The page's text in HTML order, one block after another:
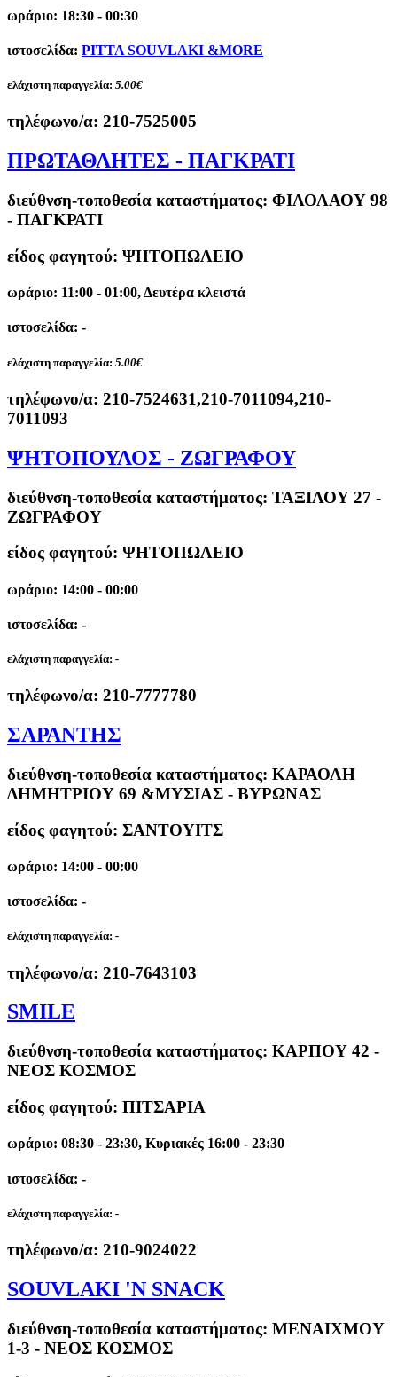
ωράριο: 18:30 - 00:30
ιστοσελίδα: PITTA SOUVLAKI &MORE
ελάχιστη παραγγελία: 5.00€
τηλέφωνο/α: 210-7525005
ΠΡΩΤΑΘΛΗΤΕΣ - ΠΑΓΚΡΑΤΙ
διεύθνση-τοποθεσία καταστήματος: ΦΙΛΟΛΑΟΥ 98
- ΠΑΓΚΡΑΤΙ
είδος φαγητού: ΨΗΤΟΠΩΛΕΙΟ
ωράριο: 11:00 - 01:00, Δευτέρα κλειστά
ιστοσελίδα: -
ελάχιστη παραγγελία: 5.00€
τηλέφωνο/α: 210-7524631,210-7011094,210-
7011093
ΨΗΤΟΠΟΥΛΟΣ - ΖΩΓΡΑΦΟΥ
διεύθνση-τοποθεσία καταστήματος: ΤΑΞΙΛΟΥ 27 -
ΖΩΓΡΑΦΟΥ
είδος φαγητού: ΨΗΤΟΠΩΛΕΙΟ
ωράριο: 14:00 - 00:00
ιστοσελίδα: -
ελάχιστη παραγγελία: -
τηλέφωνο/α: 210-7777780
ΣΑΡΑΝΤΗΣ
διεύθνση-τοποθεσία καταστήματος: ΚΑΡΑΟΛΗ
ΔΗΜΗΤΡΙΟΥ 69 &ΜΥΣΙΑΣ - ΒΥΡΩΝΑΣ
είδος φαγητού: ΣΑΝΤΟΥΙΤΣ
ωράριο: 14:00 - 00:00
ιστοσελίδα: -
ελάχιστη παραγγελία: -
τηλέφωνο/α: 210-7643103
SMILE
διεύθνση-τοποθεσία καταστήματος: ΚΑΡΠΟΥ 42 -
ΝΕΟΣ ΚΟΣΜΟΣ
είδος φαγητού: ΠΙΤΣΑΡΙΑ
ωράριο: 08:30 - 23:30, Κυριακές 16:00 - 23:30
ιστοσελίδα: -
ελάχιστη παραγγελία: -
τηλέφωνο/α: 210-9024022
SOUVLAKI 'N SNACK
διεύθνση-τοποθεσία καταστήματος: ΜΕΝΑΙΧΜΟΥ
1-3 - ΝΕΟΣ ΚΟΣΜΟΣ